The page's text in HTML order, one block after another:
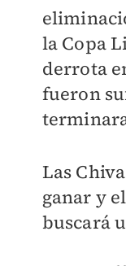
la Copa
derrota
fueron
Las
ganar y
buscará